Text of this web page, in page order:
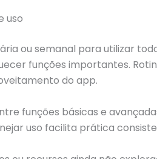
uso
ou semanal para utilizar
funções importantes.
do app.
funções básicas e
uso facilita prática